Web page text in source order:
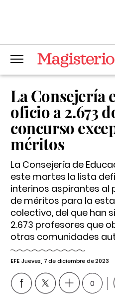
La Consejería
oficio a 2.673
concurso
méritos
La Consejería de
este martes la lista
interinos aspirantes al
de méritos para la
colectivo, del que han
2.673 profesores que
otras comunidades
EFE Jueves, 7 de diciembre de 2023
0